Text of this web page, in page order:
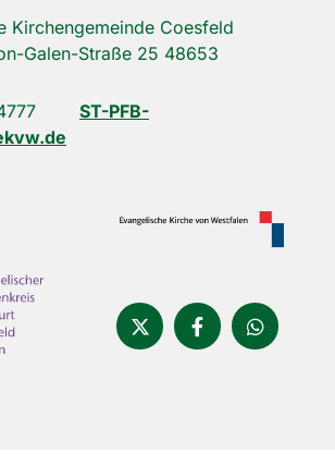
Kirchengemeinde Coesfeld
Galen-Straße 25 48653
4777 ST-PFB-